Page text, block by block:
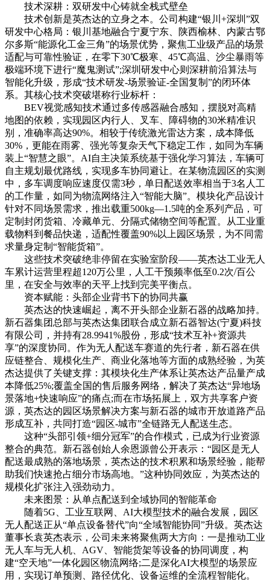
技术深耕：双研发中心铸就全栈式壁垒
技术创新是英杰达的立身之本。公司构建“银川+深圳”双
研发中心格局：银川基地融合宁夏宁东、陕西榆林、内蒙古鄂
尔多斯“能源化工金三角”的场景优势，聚焦工业级产品的场景
适配与可靠性验证，在零下30℃极寒、45℃高温、沙尘暴雨等
极端环境下进行“魔鬼测试”;深圳研发中心则深耕前沿算法与
智能化升级，形成“技术研发-场景验证-全国复制”的闭环体
系。其核心技术突破堪称行业标杆：
BEV视觉感知技术通过多传感器融合感知，摆脱对高精
地图的依赖，实现园区内行人、叉车、障碍物的30米精准识
别，准确率高达90%。相较于传统激光雷达方案，成本降低
30%，更能在雨雾、强光等复杂天气下稳定工作，如同为车辆
装上“智慧之眼”。AI自主决策系统基于强化学习算法，车辆可
自主规划最优路线，实现多车协同避让。在某物流园区的实测
中，多车调度响应速度仅需3秒，单日配送效率相当于3名人工
的工作量，如同为物流网络注入“智能大脑”。模块化产品设计
针对不同场景需求，推出载重500kg—1.5吨的全系列产品，可
定制封闭货箱、冷藏单元、分隔式储物空间等配置。从工业重
载物料到餐品快递，适配性覆盖90%以上园区场景，为不同需
求量身定制“智能货箱”。
这些技术突破绝非停留在实验室阶段——英杰达工业无人
车累计运营里程超120万公里，人工干预频率低至0.2次/百公
里，在安全与效率的天平上找到完美平衡点。
资本赋能：头部企业背书下的协同共赢
英杰达的快速崛起，离不开头部企业新石器的战略加持。
新石器集团总部与英杰达集团联合成立新石器智达(宁夏)科技
有限公司，并持有28.9941%股份，形成“技术互补+资源共
享”的深度协同。作为无人配送车赛道的先行者，新石器在供
应链整合、规模化生产、商业化落地等方面的成熟经验，为英
杰达提供了关键支撑：其模块化生产体系让英杰达产品量产成
本降低25%;覆盖全国的售后服务网络，解决了英杰达“异地场
景落地+快速响应”的痛点;而在市场拓展上，双方共享客户资
源，英杰达的园区场景解决方案与新石器的城市开放道路产品
形成互补，共同打造“园区-城市”全链路无人配送生态。
这种“头部引领+细分冠军”的合作模式，已成为行业资源
整合的典范。新石器创始人余恩源曾公开表示：“园区是无人
配送最成熟的落地场景，英杰达的技术积累和场景经验，能帮
助我们快速抢占细分市场高地。”这种协同效应，为英杰达的
规模化扩张注入强劲动力。
未来图景：从单点配送到全域协同的智能革命
随着5G、工业互联网、AI大模型技术的融合发展，园区
无人配送正从“单点设备替代”向“全域智能协同”升级。英杰达
董事长袁英杰表示，公司未来将聚焦两大方向：一是推动工业
无人车与无人机、AGV、智能货架等设备的协同调度，构
建“空天地”一体化园区物流网络;二是深化AI大模型的场景应
用，实现订单预测、路径优化、设备运维的全流程智能化。